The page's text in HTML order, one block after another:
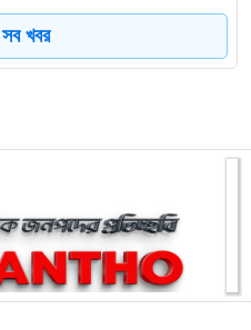
মারমার মৃত্যুতে কে এস মং-এর
ব্যবস্থাপনা ও আগাম প্রস্তুতি বিষয়ক
সিলিন্ডার ও চিকিৎসা সামগ্রী বিতরণ
সব খবর